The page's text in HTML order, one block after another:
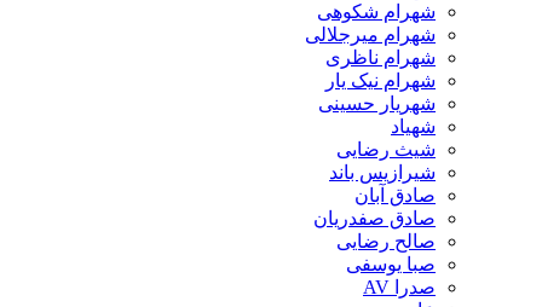
شهرام شکوهی
شهرام میرجلالی
شهرام ناظری
شهرام نیک یار
شهریار حسینی
شهیاد
شیث رضایی
شیرازیس باند
صادق آبان
صادق صفدریان
صالح رضایی
صبا یوسفی
صدرا AV